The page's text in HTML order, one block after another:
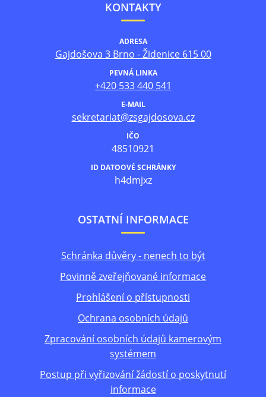
KONTAKTY
ADRESA
Gajdošova 3 Brno - Židenice 615 00
PEVNÁ LINKA
+420 533 440 541
E-MAIL
sekretariat@zsgajdosova.cz
IČO
48510921
ID DATOOVÉ SCHRÁNKY
h4dmjxz
OSTATNÍ INFORMACE
Schránka důvěry - nenech to být
Povinně zveřejňované informace
Prohlášení o přístupnosti
Ochrana osobních údajů
Zpracování osobních údajů kamerovým
systémem
Postup při vyřizování žádostí o poskytnutí
informace